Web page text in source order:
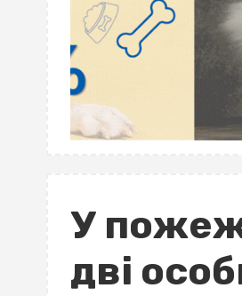
У
дві